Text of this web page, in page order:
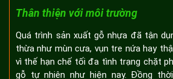
Thân thiện với môi trường
Quá trình sản xuất gỗ nhựa đã tận
thừa như mùn cưa, vụn tre nứa hay
vì thế hạn chế tối đa tình trạng chặt
gỗ tự nhiên như hiện nay. Đồng